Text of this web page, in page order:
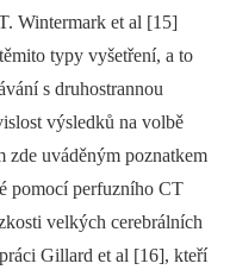
Wintermark et al [15]
typy vyšetření, a to
s druhostrannou
výsledků na volbě
zde uváděným poznatkem
pomocí perfuzního CT
velkých cerebrálních
Gillard et al [16], kteří